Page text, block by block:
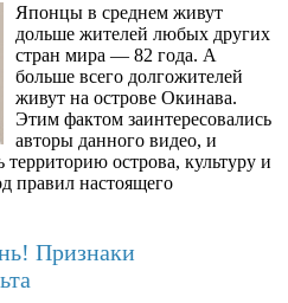
Японцы в среднем живут
дольше жителей любых других
стран мира — 82 года. А
больше всего долгожителей
живут на острове Окинава.
Этим фактом заинтересовались
авторы данного видео, и
острова, культуру и
правил настоящего
Признаки